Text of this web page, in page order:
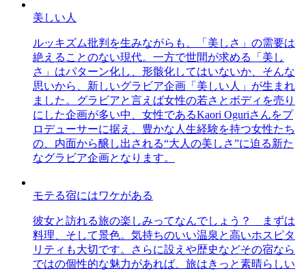
美しい人
ルッキズム批判を生みながらも、「美しさ」の需要は
絶えることのない現代。一方で世間が求める「美し
さ」はパターン化し、形骸化してはいないか、そんな
思いから、新しいグラビア企画「美しい人」が生まれ
ました。グラビアと言えば女性の若さとボディを売り
にした企画が多い中、女性であるKaori Oguriさんをプ
ロデューサーに据え、豊かな人生経験を持つ女性たち
の、内面から醸し出される“大人の美しさ”に迫る新た
なグラビア企画となります。
モテる宿にはワケがある
彼女と訪れる旅の楽しみってなんでしょう？ まずは
料理、そして景色。気持ちのいい温泉と高いホスピタ
リティも大切です。さらに設えや歴史などその宿なら
ではの個性的な魅力があれば、旅はきっと素晴らしい